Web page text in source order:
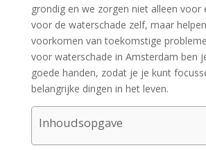
grondig en we zorgen niet alleen voor
voor de waterschade zelf, maar
voorkomen van toekomstige
voor waterschade in Amsterdam ben
goede handen, zodat je je kunt
belangrijke dingen in het leven.​
Inhoudsopgave